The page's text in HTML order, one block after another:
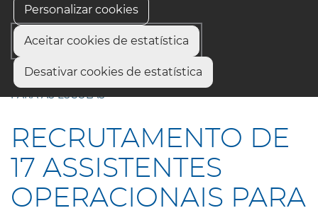
Personalizar cookies
Aceitar cookies de estatística
Desativar cookies de estatística
Início
RECRUTAMENTO DE 17 ASSISTENTES OPERACIONAIS
PARA AS ESCOLAS
RECRUTAMENTO DE
17 ASSISTENTES
OPERACIONAIS PARA